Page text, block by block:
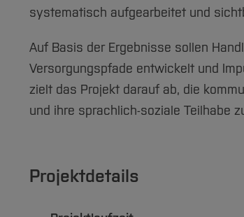
systematisch aufgearbeitet und
Auf Basis der Ergebnisse sollen
Versorgungspfade entwickelt und
zielt das Projekt darauf ab, die
und ihre sprachlich-soziale Teilhabe
Projektdetails